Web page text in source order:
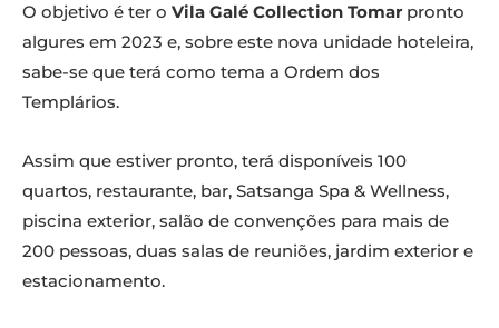
O objetivo é ter o Vila Galé Collection Tomar pronto
algures em 2023 e, sobre este nova unidade hoteleira,
sabe-se que terá como tema a Ordem dos
Templários.
Assim que estiver pronto, terá disponíveis 100
quartos, restaurante, bar, Satsanga Spa & Wellness,
piscina exterior, salão de convenções para mais de
200 pessoas, duas salas de reuniões, jardim exterior e
estacionamento.